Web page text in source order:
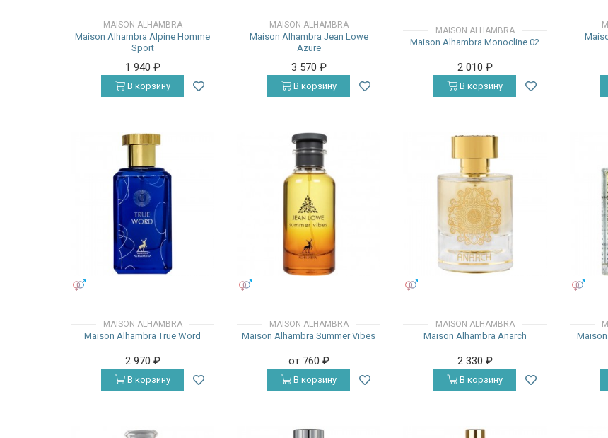
MAISON ALHAMBRA
Maison Alhambra Alpine Homme
Sport
1 940 ₽
В корзину
MAISON ALHAMBRA
Maison Alhambra Jean Lowe
Azure
3 570 ₽
В корзину
MAISON ALHAMBRA
Maison Alhambra Monocline 02
2 010 ₽
В корзину
MAISON ALHAMBRA
Maison Alhambra True Word
2 970 ₽
В корзину
MAISON ALHAMBRA
Maison Alhambra Summer Vibes
от 760 ₽
В корзину
MAISON ALHAMBRA
Maison Alhambra Anarch
2 330 ₽
В корзину